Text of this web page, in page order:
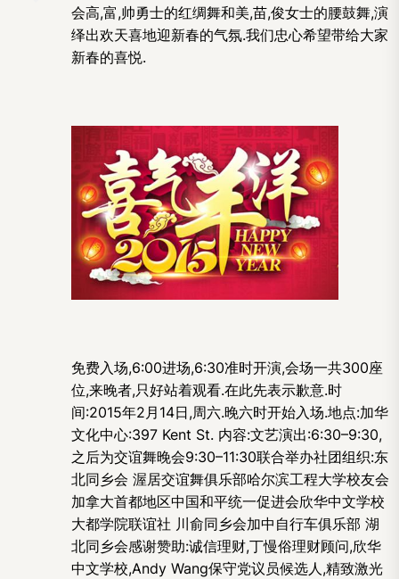
会高,富,帅勇士的红绸舞和美,苗,俊女士的腰鼓舞,演
绎出欢天喜地迎新春的气氛.我们忠心希望带给大家
新春的喜悦.
免费入场,6:00进场,6:30准时开演,会场一共300座
位,来晚者,只好站着观看.在此先表示歉意.时
间:2015年2月14日,周六.晚六时开始入场.地点:加华
文化中心:397 Kent St. 内容:文艺演出:6:30–9:30,
之后为交谊舞晚会9:30–11:30联合举办社团组织:东
北同乡会 渥居交谊舞俱乐部哈尔滨工程大学校友会
加拿大首都地区中国和平统一促进会欣华中文学校
大都学院联谊社 川俞同乡会加中自行车俱乐部 湖
北同乡会感谢赞助:诚信理财,丁慢俗理财顾问,欣华
中文学校,Andy Wang保守党议员候选人,精致激光